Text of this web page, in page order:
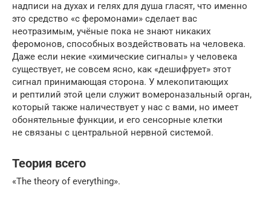
надписи на духах и гелях для душа гласят, что именно
это средство «с феромонами» сделает вас
неотразимым, учёные пока не знают никаких
феромонов, способных воздействовать на человека.
Даже если некие «химические сигналы» у человека
существует, не совсем ясно, как «дешифрует» этот
сигнал принимающая сторона. У млекопитающих
и рептилий этой цели служит вомероназальный орган,
который также наличествует у нас с вами, но имеет
обонятельные функции, и его сенсорные клетки
не связаны с центральной нервной системой.
Теория всего
«The theory of everything».